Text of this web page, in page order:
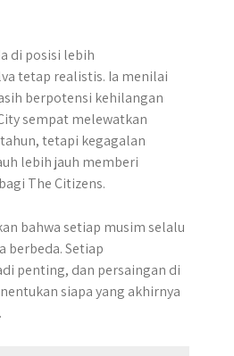
di posisi lebih
tetap realistis. Ia menilai
berpotensi kehilangan
sempat melewatkan
tetapi kegagalan
lebih jauh memberi
The Citizens.
bahwa setiap musim selalu
berbeda. Setiap
penting, dan persaingan di
siapa yang akhirnya